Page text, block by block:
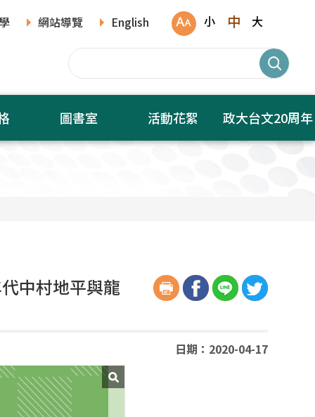
網站導覽 English 小 中 大
圖書室 活動花絮 政大台文20周年
中村地平與龍
日期：2020-04-17